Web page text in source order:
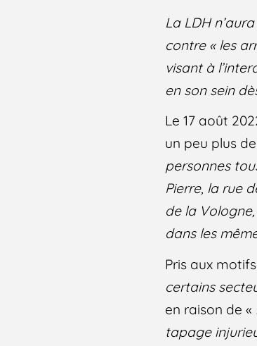
La LDH
contre « les
visant à
en son sein
Le 17 août
un peu plus
personnes
Pierre, la rue
de la
dans les
Pris aux
certains
en raison de «
tapage